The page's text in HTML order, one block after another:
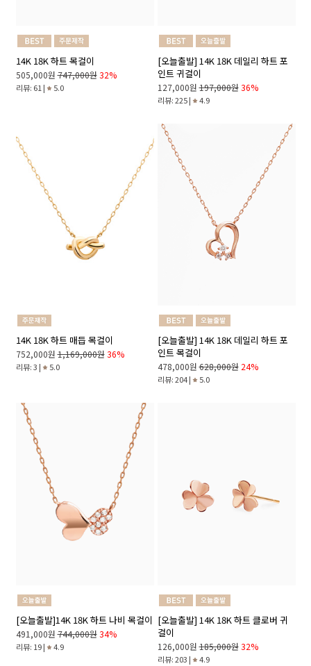
14K 18K 하트 목걸이
505,000원 747,000원 32%
리뷰: 61 | 5.0
[오늘출발] 14K 18K 데일리 하트 포
인트 귀걸이
127,000원 197,000원 36%
리뷰: 225 | 4.9
14K 18K 하트 매듭 목걸이
752,000원 1,169,000원 36%
리뷰: 3 | 5.0
[오늘출발] 14K 18K 데일리 하트 포
인트 목걸이
478,000원 628,000원 24%
리뷰: 204 | 5.0
[오늘출발]14K 18K 하트 나비 목걸이
491,000원 744,000원 34%
리뷰: 19 | 4.9
[오늘출발] 14K 18K 하트 클로버 귀
걸이
126,000원 185,000원 32%
리뷰: 203 | 4.9